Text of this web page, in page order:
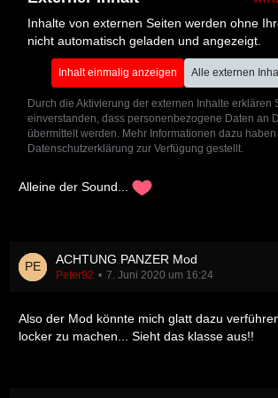
Inhalte von externen Seiten werden ohne
nicht automatisch geladen und angezeigt.
Inhalt einmalig anzeigen Alle externen
Durch die Aktivierung der externen Inhalte erklären
einverstanden, dass personenbezogene Daten an
übermittelt werden. Mehr Informationen dazu
Datenschutzerklärung zur Verfügung gestellt.
Alleine der Sound...
ACHTUNG PANZER Mod
Peter92 7. Juni 2020 um 16:24
Also der Mod könnte mich glatt dazu
locker zu machen... Sieht das klasse aus!!